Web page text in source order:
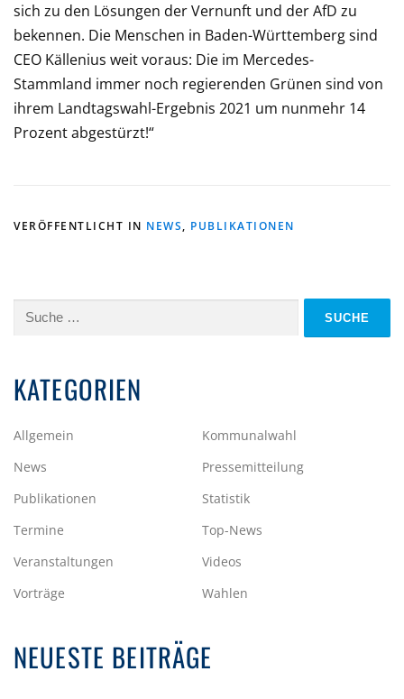
sich zu den Lösungen der Vernunft und der AfD zu
bekennen. Die Menschen in Baden-Württemberg sind
CEO Källenius weit voraus: Die im Mercedes-
Stammland immer noch regierenden Grünen sind von
ihrem Landtagswahl-Ergebnis 2021 um nunmehr 14
Prozent abgestürzt!“
VERÖFFENTLICHT IN NEWS, PUBLIKATIONEN
Suche
KATEGORIEN
Allgemein
Kommunalwahl
News
Pressemitteilung
Publikationen
Statistik
Termine
Top-News
Veranstaltungen
Videos
Vorträge
Wahlen
NEUESTE BEITRÄGE